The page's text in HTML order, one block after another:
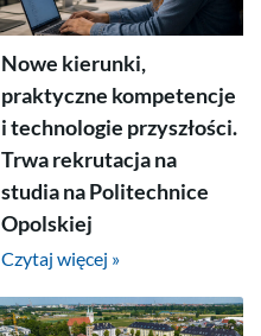
Nowe kierunki,
praktyczne kompetencje
i technologie przyszłości.
Trwa rekrutacja na
studia na Politechnice
Opolskiej
Czytaj więcej »